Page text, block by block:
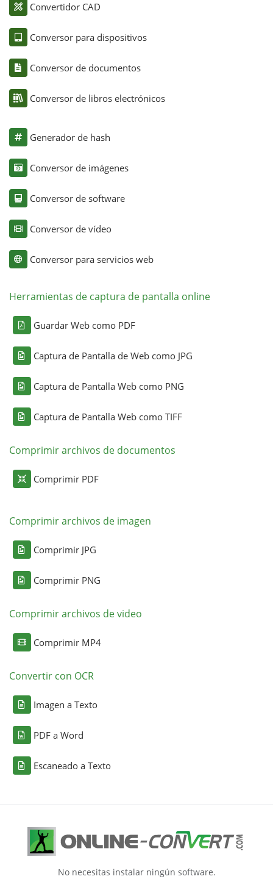
Convertidor CAD
Conversor para dispositivos
Conversor de documentos
Conversor de libros electrónicos
Generador de hash
Conversor de imágenes
Conversor de software
Conversor de vídeo
Conversor para servicios web
Herramientas de captura de pantalla online
Guardar Web como PDF
Captura de Pantalla de Web como JPG
Captura de Pantalla Web como PNG
Captura de Pantalla Web como TIFF
Comprimir archivos de documentos
Comprimir PDF
Comprimir archivos de imagen
Comprimir JPG
Comprimir PNG
Comprimir archivos de video
Comprimir MP4
Convertir con OCR
Imagen a Texto
PDF a Word
Escaneado a Texto
No necesitas instalar ningún software.